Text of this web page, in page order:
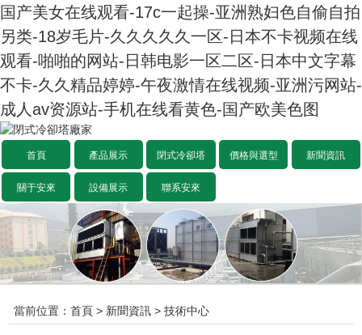
国产美女在线观看-17c一起操-亚洲熟妇色自偷自拍
另类-18岁毛片-久久久久久一区-日本不卡视频在线
观看-啪啪的网站-日韩电影一区二区-日本中文字幕
不卡-久久精品婷婷-午夜激情在线视频-亚洲污网站-
成人av资源站-手机在线看黄色-国产欧美色图
首頁 產品展示 閉式冷卻塔 價格與選型 新聞資訊
關于安來 設備展示 聯系安來
當前位置： 首頁> 新聞資訊> 技術中心